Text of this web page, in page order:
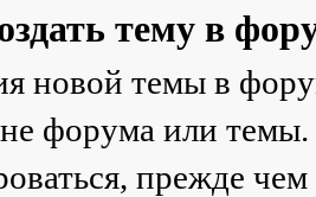
тему в
новой темы в
форума или
прежде